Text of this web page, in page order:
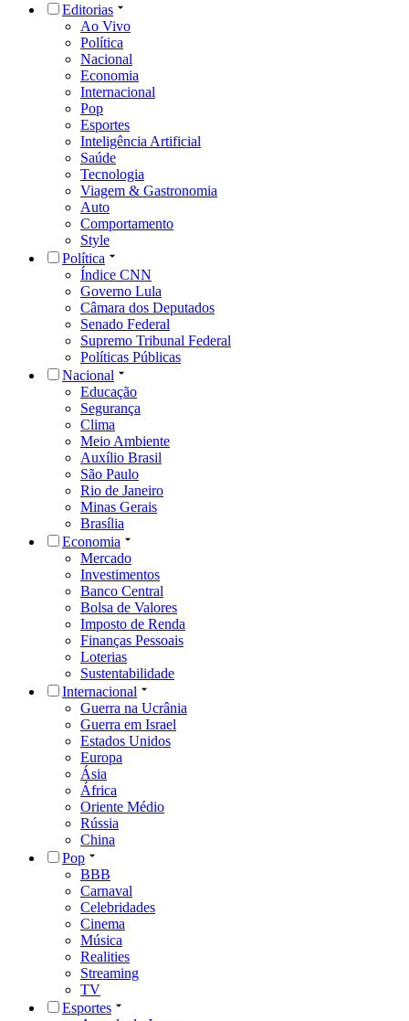
Editorias
Ao Vivo
Política
Nacional
Economia
Internacional
Pop
Esportes
Inteligência Artificial
Saúde
Tecnologia
Viagem & Gastronomia
Auto
Comportamento
Style
Política
Índice CNN
Governo Lula
Câmara dos Deputados
Senado Federal
Supremo Tribunal Federal
Políticas Públicas
Nacional
Educação
Segurança
Clima
Meio Ambiente
Auxílio Brasil
São Paulo
Rio de Janeiro
Minas Gerais
Brasília
Economia
Mercado
Investimentos
Banco Central
Bolsa de Valores
Imposto de Renda
Finanças Pessoais
Loterias
Sustentabilidade
Internacional
Guerra na Ucrânia
Guerra em Israel
Estados Unidos
Europa
Ásia
África
Oriente Médio
Rússia
China
Pop
BBB
Carnaval
Celebridades
Cinema
Música
Realities
Streaming
TV
Esportes